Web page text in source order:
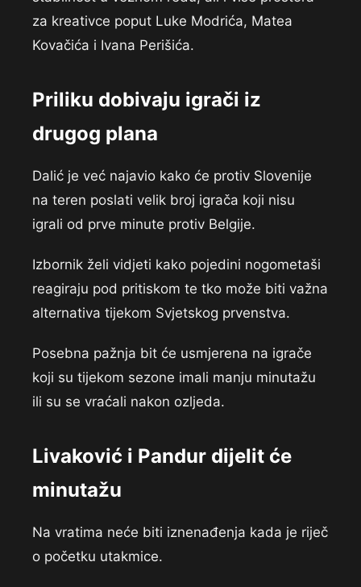
za kreativce poput Luke Modrića, Matea
Kovačića i Ivana Perišića.
Priliku dobivaju igrači iz
drugog plana
Dalić je već najavio kako će protiv Slovenije
na teren poslati velik broj igrača koji nisu
igrali od prve minute protiv Belgije.
Izbornik želi vidjeti kako pojedini nogometaši
reagiraju pod pritiskom te tko može biti važna
alternativa tijekom Svjetskog prvenstva.
Posebna pažnja bit će usmjerena na igrače
koji su tijekom sezone imali manju minutažu
ili su se vraćali nakon ozljeda.
Livaković i Pandur dijelit će
minutažu
Na vratima neće biti iznenađenja kada je riječ
o početku utakmice.